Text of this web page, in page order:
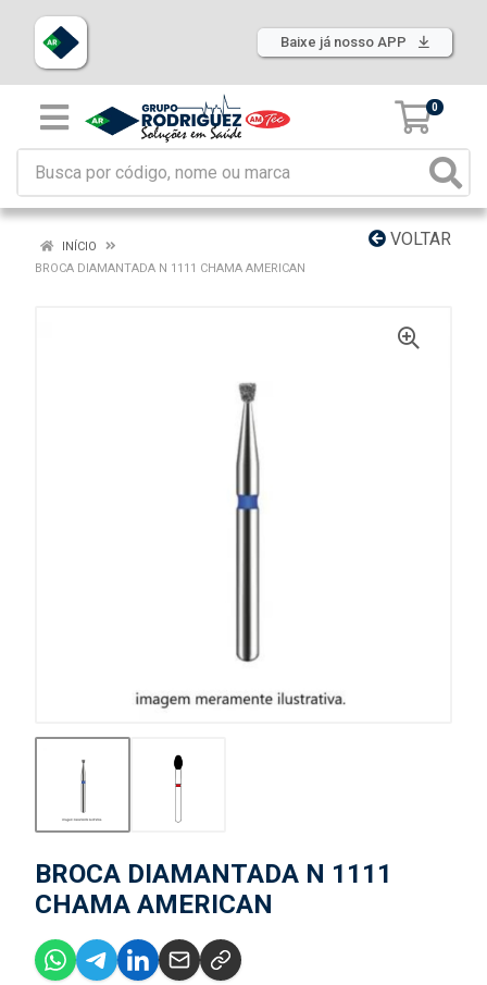
Baixe já nosso APP
0
VOLTAR
INÍCIO
BROCA DIAMANTADA N 1111 CHAMA AMERICAN
BROCA DIAMANTADA N 1111
CHAMA AMERICAN